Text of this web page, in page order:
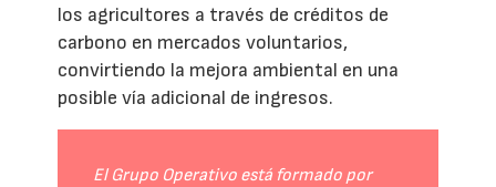
los agricultores a través de créditos de
carbono en mercados voluntarios,
convirtiendo la mejora ambiental en una
posible vía adicional de ingresos.
El Grupo Operativo está formado por